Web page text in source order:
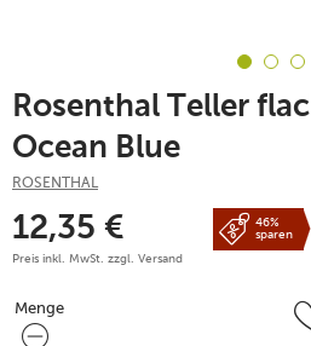
Rosenthal Teller
Ocean Blue
ROSENTHAL
12,35 €
Preis inkl. MwSt. zzgl. Versand
46%
sparen
Menge
Menge